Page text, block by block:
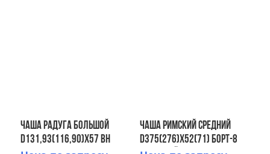
ЧАША Радуга большой
D131,93(116,90)х57 ВН
ЧАША Римский средний
D375(276)х52(71) Борт-8